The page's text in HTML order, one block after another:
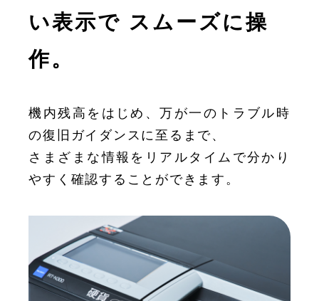
い表示で スムーズに操
作。
機内残高をはじめ、万が一のトラブル時
の復旧ガイダンスに至るまで、
さまざまな情報をリアルタイムで分かり
やすく確認することができます。